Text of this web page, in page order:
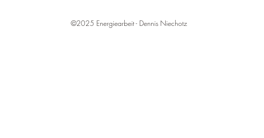
©2025 Energiearbeit - Dennis Niechotz